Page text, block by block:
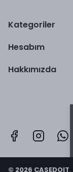
Kategoriler
Hesabım
Hakkımızda
© 2026